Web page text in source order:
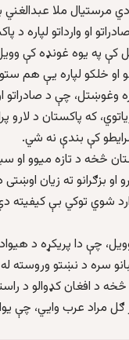
مرستیال ملا
او وارداتو لپاره د
۲۱ د لړم) په کابل کې
او خلکو لپاره یې هم
وغوښتل، چې د صادراتو
که پاکستان د
کې بندې نه شي.
څخه د تازه میوو او
بزګرانو ته زیان
شوي توکي بې کیفیته
چې دا پریکړه د
سره د نښتو وروسته
د افغان کډوالو د
مراد عرب وایي، چې